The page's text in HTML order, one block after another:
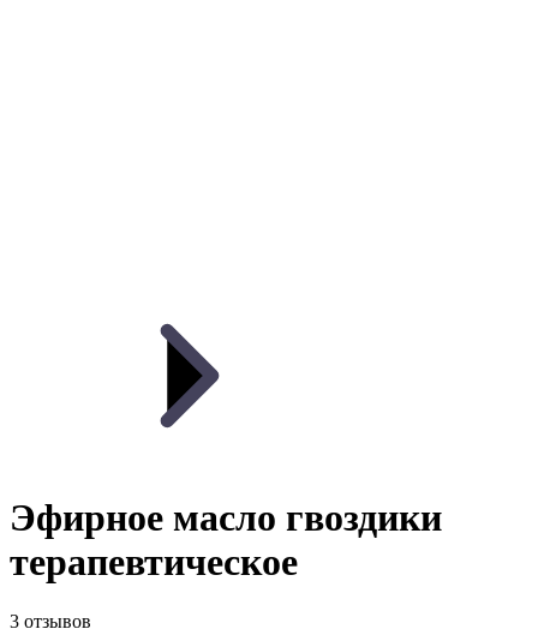
Эфирное масло гвоздики
терапевтическое
3 отзывов